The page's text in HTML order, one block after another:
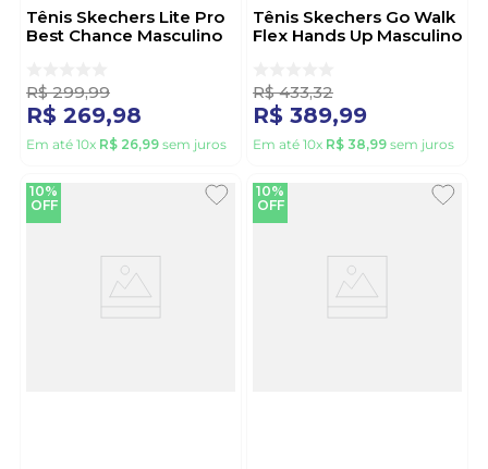
Tênis Skechers Lite Pro
Best Chance Masculino
R$ 299,99
R$ 269,98
Em até 10x R$ 26,99 sem juros
Tênis Skechers Go Walk
Flex Hands Up Masculino
R$ 433,32
R$ 389,99
Em até 10x R$ 38,99 sem juros
10%
OFF
10%
OFF